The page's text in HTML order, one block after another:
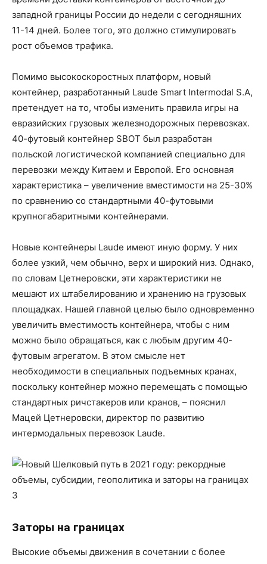
западной границы России до недели с сегодняшних
11-14 дней. Более того, это должно стимулировать
рост объемов трафика.
Помимо высокоскоростных платформ, новый
контейнер, разработанный Laude Smart Intermodal S.A,
претендует на то, чтобы изменить правила игры на
евразийских грузовых железнодорожных перевозках.
40-футовый контейнер SBOT был разработан
польской логистической компанией специально для
перевозки между Китаем и Европой. Его основная
характеристика – увеличение вместимости на 25-30%
по сравнению со стандартными 40-футовыми
крупногабаритными контейнерами.
Новые контейнеры Laude имеют иную форму. У них
более узкий, чем обычно, верх и широкий низ. Однако,
по словам Цетнеровски, эти характеристики не
мешают их штабелированию и хранению на грузовых
площадках. Нашей главной целью было одновременно
увеличить вместимость контейнера, чтобы с ним
можно было обращаться, как с любым другим 40-
футовым агрегатом. В этом смысле нет
необходимости в специальных подъемных кранах,
поскольку контейнер можно перемещать с помощью
стандартных ричстакеров или кранов, – пояснил
Мацей Цетнеровски, директор по развитию
интермодальных перевозок Laude.
Заторы на границах
Высокие объемы движения в сочетании с более